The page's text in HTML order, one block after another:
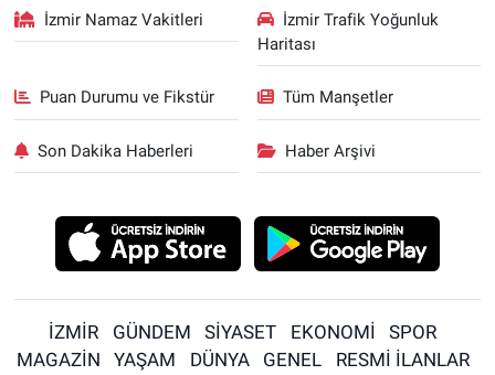
İzmir Namaz Vakitleri
İzmir Trafik Yoğunluk
Haritası
Puan Durumu ve Fikstür Tüm Manşetler
Son Dakika Haberleri Haber Arşivi
İZMİR GÜNDEM SİYASET EKONOMİ
SPOR
MAGAZİN
YAŞAM DÜNYA GENEL RESMİ İLANLAR